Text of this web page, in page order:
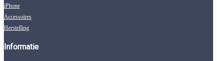
iPhone
Accessoires
Herstelling
Informatie